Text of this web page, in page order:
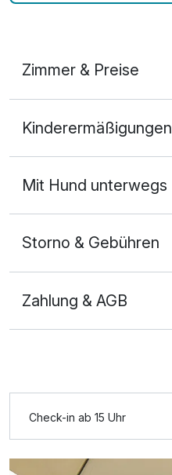
Zimmer & Preise
2 Erwachsene und 2 Kinder
Ausstattung
Für 8 Tage
Kinderermäßigungen
Mit Hund unterwegs
Storno & Gebühren
Zahlung & AGB
Check-in ab 15 Uhr